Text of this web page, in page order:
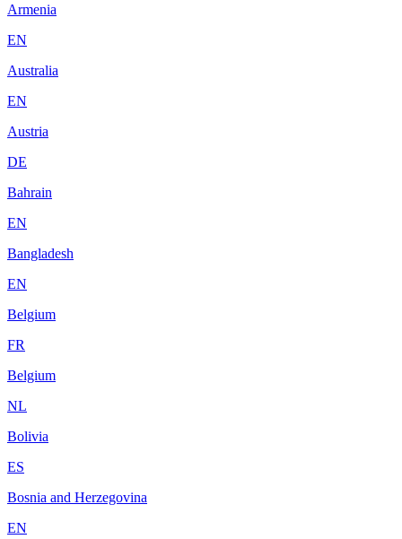
Armenia
EN
Australia
EN
Austria
DE
Bahrain
EN
Bangladesh
EN
Belgium
FR
Belgium
NL
Bolivia
ES
Bosnia and Herzegovina
EN